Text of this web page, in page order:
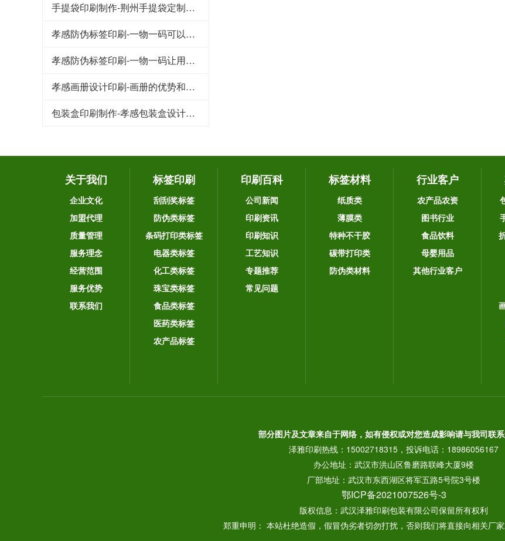
手提袋印刷制作-荆州手提袋定制重要性你了解吗
孝感防伪标签印刷-一物一码可以品牌宣传和引流吸粉
孝感防伪标签印刷-一物一码让用户为品牌产品传播
孝感画册设计印刷-画册的优势和作用
包装盒印刷制作-孝感包装盒设计要注意的几个重要因素
关于我们
企业文化
加盟代理
质量管理
服务理念
经营范围
服务优势
联系我们
标签印刷
刮刮奖标签
防伪类标签
条码打印类标签
电器类标签
化工类标签
珠宝类标签
食品类标签
医药类标签
农产品标签
印刷百科
公司新闻
印刷资讯
印刷知识
工艺知识
专题推荐
常见问题
标签材料
纸质类
薄膜类
特种不干胶
碳带打印类
防伪类材料
行业客户
农产品农资
图书行业
食品饮料
母婴用品
其他行业客户
部分图片及文章来自于网络，如有侵权或对您造成影响请与我司联系
泽雅印刷热线：15002718315，投诉电话：18986056167
办公地址：武汉市洪山区鲁磨路联峰大厦9楼
厂部地址：武汉市东西湖区将军五路5号院3号楼
鄂ICP备2021007526号-3
版权信息：武汉泽雅印刷包装有限公司保留所有权利
郑重申明： 本站杜绝造假，假冒伪劣者切勿打扰，否则我们将直接向相关厂